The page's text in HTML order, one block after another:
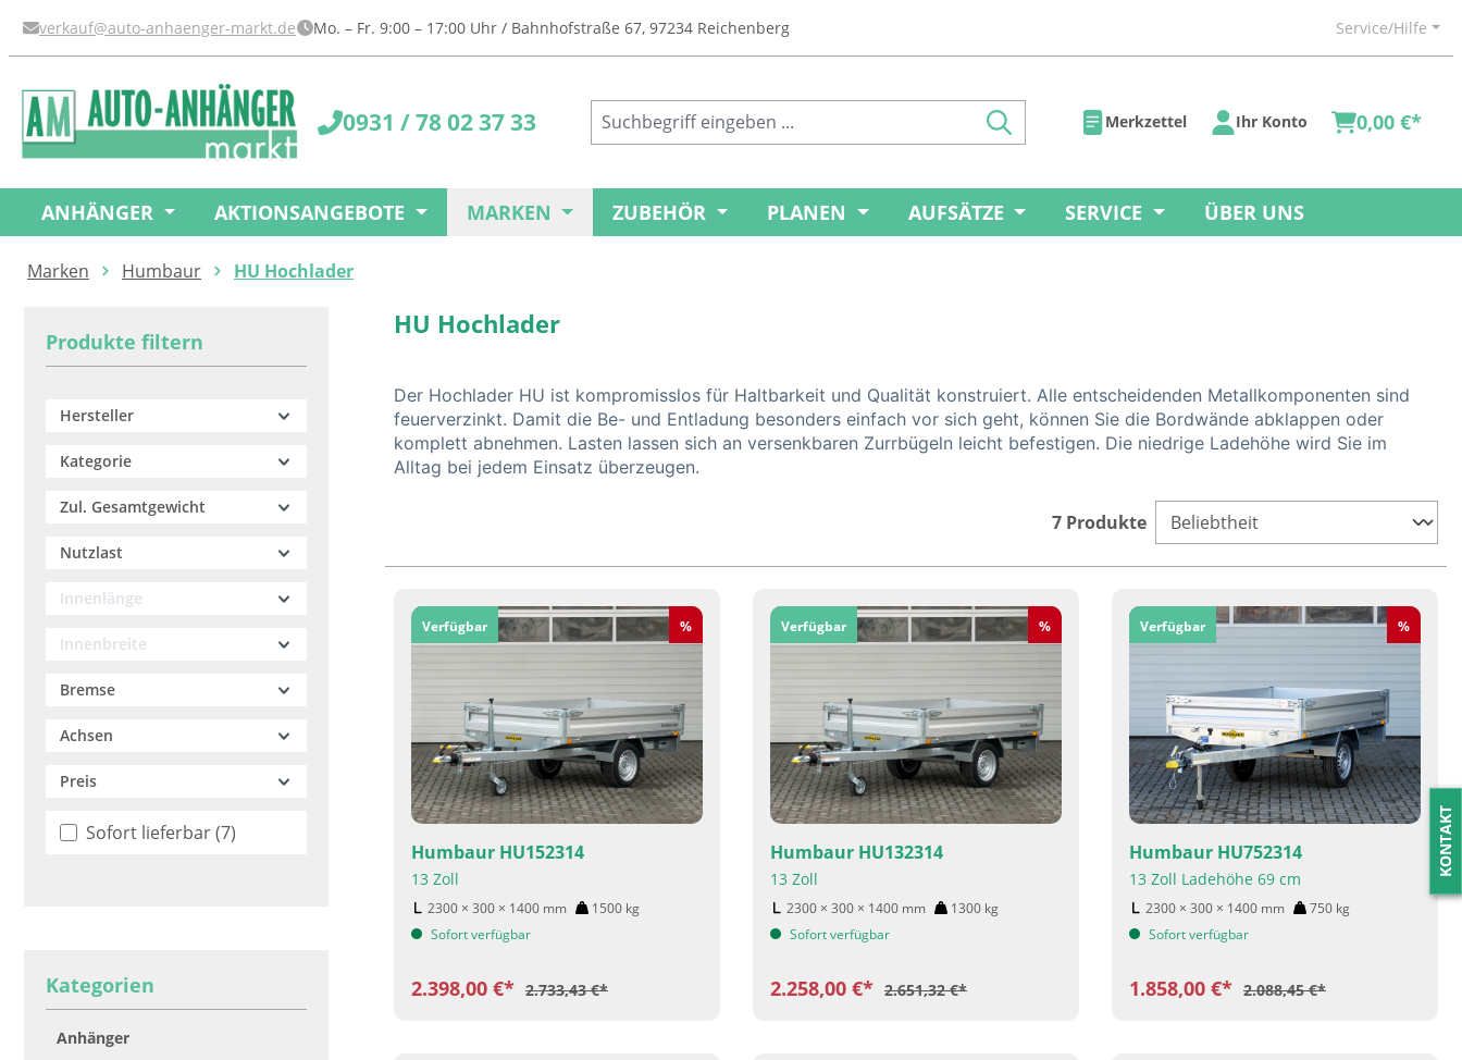
Zur Hauptnavigation springen
verkauf@auto-anhaenger-markt.de Mo. – Fr. 9:00 – 17:00 Uhr / Bahnhofstraße 67, 97234 Reichenberg Service/Hilfe
0931 / 78 02 37 33 Merkzettel Ihr Konto 0,00 €*
ANHÄNGER AKTIONSANGEBOTE MARKEN ZUBEHÖR PLANEN AUFSÄTZE SERVICE ÜBER UNS
Marken Humbaur HU Hochlader
Produkte filtern
Hersteller
Kategorie
Zul. Gesamtgewicht
Nutzlast
Innenlänge
Innenbreite
Bremse
Achsen
Preis
Sofort lieferbar(7)
Kategorien
Anhänger
HU Hochlader
Der Hochlader HU ist kompromisslos für Haltbarkeit und Qualität konstruiert. Alle entscheidenden Metallkomponenten sind
feuerverzinkt. Damit die Be- und Entladung besonders einfach vor sich geht, können Sie die Bordwände abklappen oder
komplett abnehmen. Lasten lassen sich an versenkbaren Zurrbügeln leicht befestigen. Die niedrige Ladehöhe wird Sie im
Alltag bei jedem Einsatz überzeugen.
7 Produkte
Verfügbar Rabatt
%
Humbaur HU152314
13 Zoll
2300 × 300 × 1400 mm 1500 kg
Sofort verfügbar
2.398,00 €* 2.733,43 €*
Verfügbar Rabatt
%
Humbaur HU132314
13 Zoll
2300 × 300 × 1400 mm 1300 kg
Sofort verfügbar
2.258,00 €* 2.651,32 €*
Verfügbar Rabatt
%
Humbaur HU752314
13 Zoll Ladehöhe 69 cm
2300 × 300 × 1400 mm 750 kg
Sofort verfügbar
1.858,00 €* 2.088,45 €*
KONTAKT